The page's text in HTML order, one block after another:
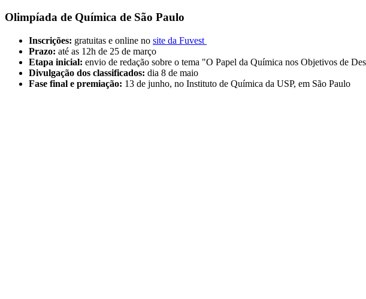
Olimpíada de Química de São Paulo
Inscrições: gratuitas e online no site da Fuvest
Prazo: até as 12h de 25 de março
Etapa inicial: envio de redação sobre o tema "O Papel da Química nos Objetivos de
Divulgação dos classificados: dia 8 de maio
Fase final e premiação: 13 de junho, no Instituto de Química da USP, em São Paulo